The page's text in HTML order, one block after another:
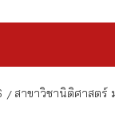
สาขาวิชานิติศาสตร์